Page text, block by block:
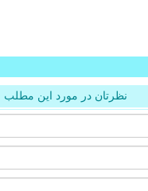
نظرتان در مورد این مطلب